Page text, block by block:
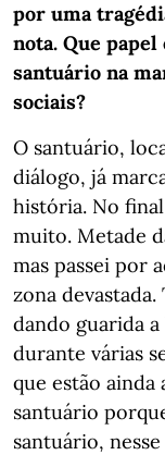
por uma
nota. Que papel
santuário na
sociais?
O santuário,
diálogo, já
história. No
muito. Metade
mas passei por
zona
dando guarida
durante várias
que estão ainda
santuário
santuário,